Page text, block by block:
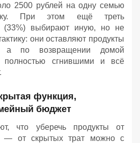
2500 рублей на одну семью
При этом ещё треть
(33%) выбирают иную, но не
они оставляют продукты
а по возвращении домой
полностью сгнившими и всё
функция,
бюджет
что уберечь продукты от
— от скрытых трат можно с